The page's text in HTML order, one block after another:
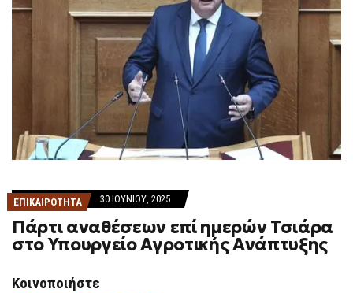
ΕΠΙΚΑΙΡΟΤΗΤΑ 30 ΙΟΥΝΊΟΥ, 2025
Πάρτι αναθέσεων επί ημερών Τσιάρα
στο Υπουργείο Αγροτικής Ανάπτυξης
Κοινοποιήστε